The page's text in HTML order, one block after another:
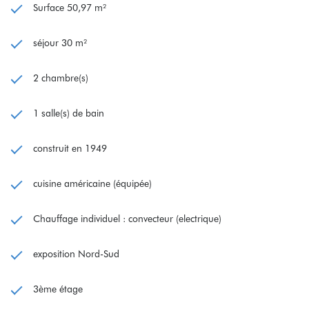
Surface 50,97 m²
séjour 30 m²
2 chambre(s)
1 salle(s) de bain
construit en 1949
cuisine américaine (équipée)
Chauffage individuel : convecteur (electrique)
exposition Nord-Sud
3ème étage